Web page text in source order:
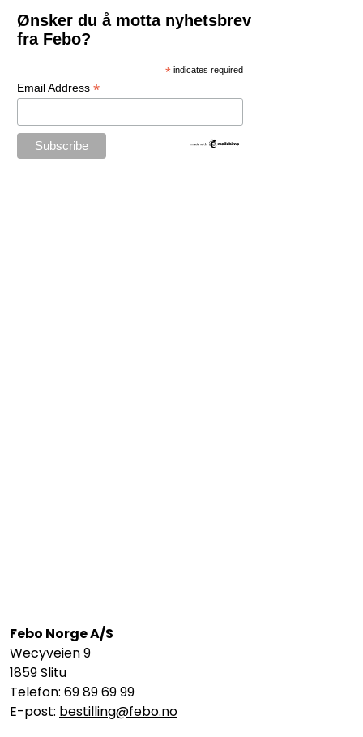
Ønsker du å motta nyhetsbrev
fra Febo?
* indicates required
Email Address *
Febo Norge A/S
Wecyveien 9
1859 Slitu
Telefon: 69 89 69 99
E-post: bestilling@febo.no